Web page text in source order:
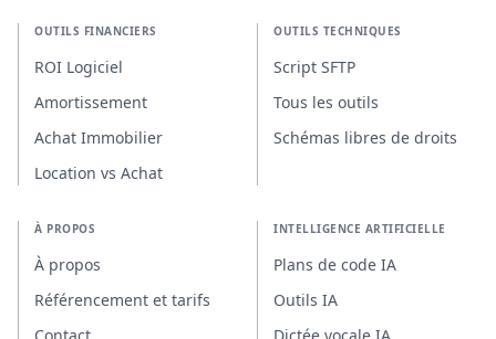
OUTILS FINANCIERS
ROI Logiciel
Amortissement
Achat Immobilier
Location vs Achat
OUTILS TECHNIQUES
Script SFTP
Tous les outils
Schémas libres de droits
À PROPOS
À propos
Référencement et tarifs
INTELLIGENCE ARTIFICIELLE
Plans de code IA
Outils IA